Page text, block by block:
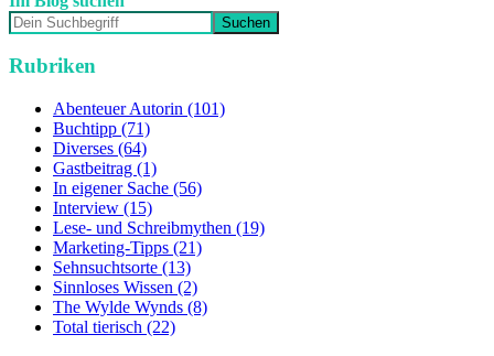
Rubriken
Abenteuer Autorin (101)
Buchtipp (71)
Diverses (64)
Gastbeitrag (1)
In eigener Sache (56)
Interview (15)
Lese- und Schreibmythen (19)
Marketing-Tipps (21)
Sehnsuchtsorte (13)
Sinnloses Wissen (2)
The Wylde Wynds (8)
Total tierisch (22)